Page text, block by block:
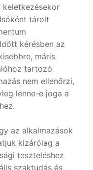
keletkezésekor
tárolt
kérésben az
máris
tartozó
nem ellenőrzi,
lenne-e joga a
az alkalmazások
kizárólag a
teszteléshez
szaktudás és